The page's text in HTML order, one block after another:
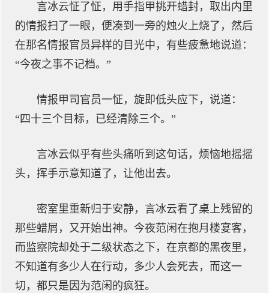
言冰云怔了怔，用手指甲挑开蜡封，取出内里
的情报扫了一眼，便凑到一旁的烛火上烧了，然后
在那名情报官员异样的目光中，有些疲惫地说道：
“今夜之事不记档。”
情报甲司官员一怔，旋即低头应下，说道：
“四十三个目标，已经清除三个。”
言冰云似乎有些头痛听到这句话，烦恼地摇摇
头，挥手示意知道了，让他出去。
密室里重新归于安静，言冰云看了桌上残留的
那些蜡屑，又开始出神。今夜范闲在抱月楼宴客，
而监察院却处于二级状态之下，在京都的黑夜里，
不知道有多少人在行动，多少人会死去，而这一
切，都只是因为范闲的疯狂。